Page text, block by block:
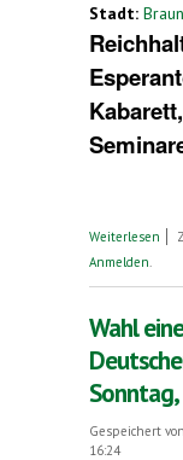
Stadt:
Weiterlesen
Anmelden
Wahl
Gespeichert von
16:24